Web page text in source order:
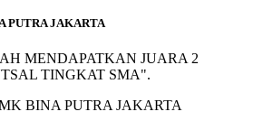
PUTRA JAKARTA
MENDAPATKAN JUARA 2
TINGKAT SMA".